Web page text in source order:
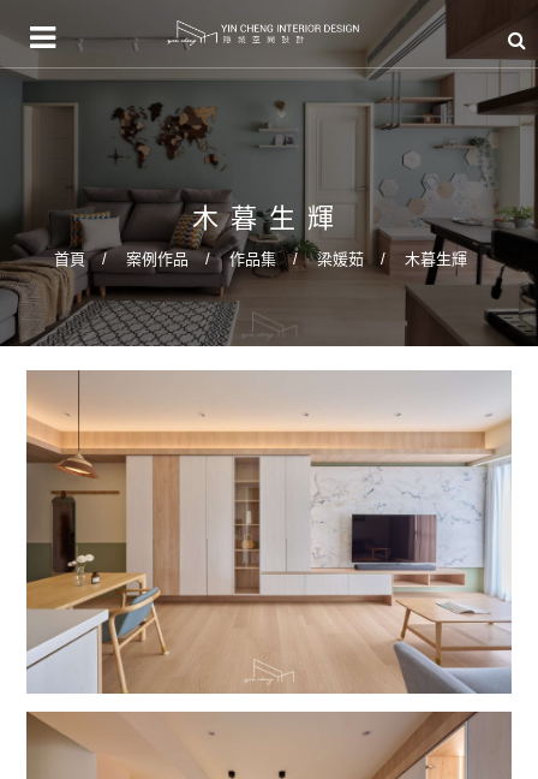
木暮生輝
首頁 案例作品 作品集 梁媛茹 木暮生輝